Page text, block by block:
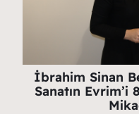
İbrahim Sinan
Sanatın Evrim’i